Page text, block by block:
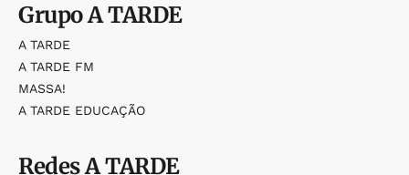
GrupoA TARDE
A TARDE
A TARDE FM
MASSA!
A TARDE EDUCAÇÃO
RedesA TARDE